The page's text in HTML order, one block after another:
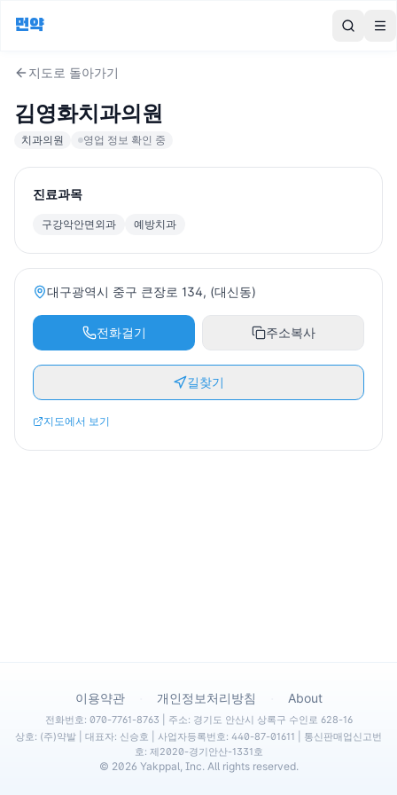
먼약
지도로 돌아가기
김영화치과의원
치과의원 영업 정보 확인 중
진료과목
구강악안면외과 예방치과
대구광역시 중구 큰장로 134, (대신동)
전화걸기 주소복사
길찾기
지도에서 보기
이용약관 개인정보처리방침 About
전화번호: 070-7761-8763 | 주소: 경기도 안산시 상록구 수인로 628-16
상호: (주)약발 | 대표자: 신승호 | 사업자등록번호: 440-87-01611 | 통신판매업신고번
호: 제2020-경기안산-1331호
© 2026 Yakppal, Inc. All rights reserved.